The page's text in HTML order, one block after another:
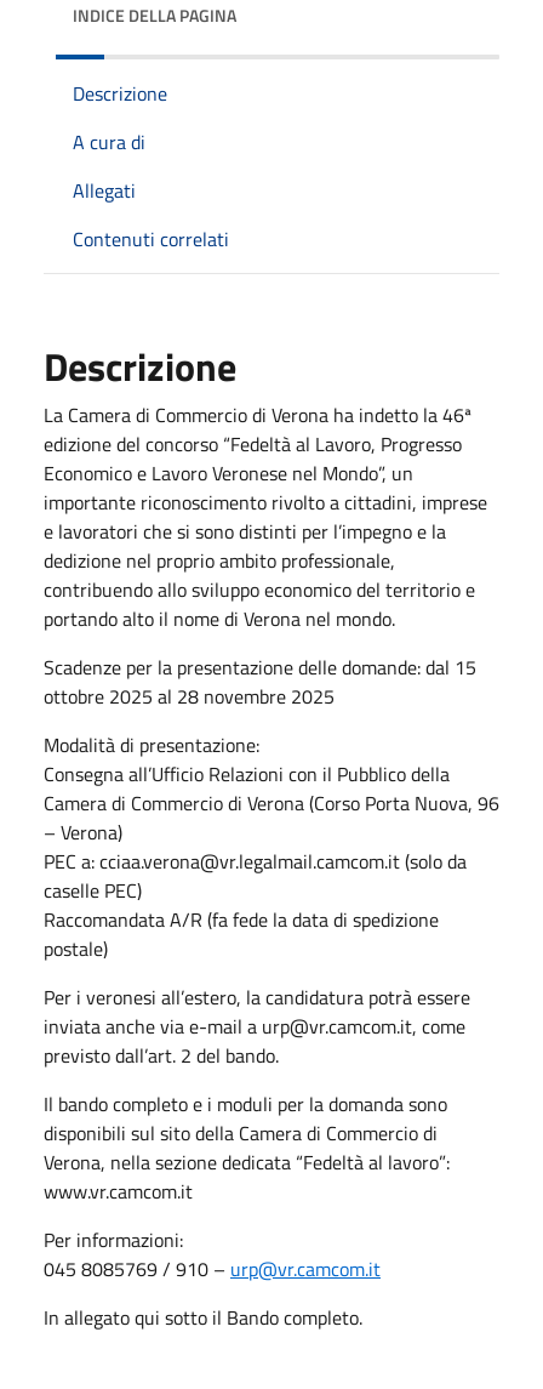
INDICE DELLA PAGINA
Descrizione
A cura di
Allegati
Contenuti correlati
Descrizione
La Camera di Commercio di Verona ha indetto la 46ª
edizione del concorso “Fedeltà al Lavoro, Progresso
Economico e Lavoro Veronese nel Mondo”, un
importante riconoscimento rivolto a cittadini, imprese
e lavoratori che si sono distinti per l’impegno e la
dedizione nel proprio ambito professionale,
contribuendo allo sviluppo economico del territorio e
portando alto il nome di Verona nel mondo.
Scadenze per la presentazione delle domande: dal 15
ottobre 2025 al 28 novembre 2025
Modalità di presentazione:
Consegna all’Ufficio Relazioni con il Pubblico della
Camera di Commercio di Verona (Corso Porta Nuova, 96
– Verona)
PEC a: cciaa.verona@vr.legalmail.camcom.it (solo da
caselle PEC)
Raccomandata A/R (fa fede la data di spedizione
postale)
Per i veronesi all’estero, la candidatura potrà essere
inviata anche via e-mail a urp@vr.camcom.it, come
previsto dall’art. 2 del bando.
Il bando completo e i moduli per la domanda sono
disponibili sul sito della Camera di Commercio di
Verona, nella sezione dedicata “Fedeltà al lavoro”:
www.vr.camcom.it
Per informazioni:
045 8085769 / 910 – urp@vr.camcom.it
In allegato qui sotto il Bando completo.